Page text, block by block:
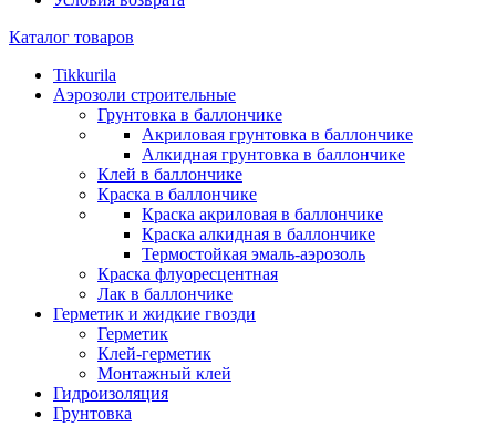
Каталог товаров
Tikkurila
Аэрозоли строительные
Грунтовка в баллончике
Акриловая грунтовка в баллончике
Алкидная грунтовка в баллончике
Клей в баллончике
Краска в баллончике
Краска акриловая в баллончике
Краска алкидная в баллончике
Термостойкая эмаль-аэрозоль
Краска флуоресцентная
Лак в баллончике
Герметик и жидкие гвозди
Герметик
Клей-герметик
Монтажный клей
Гидроизоляция
Грунтовка